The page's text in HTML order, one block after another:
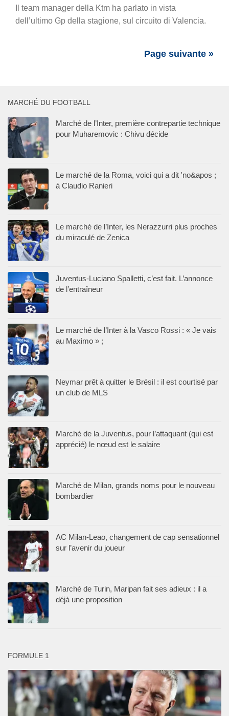
Il team manager della Ktm ha parlato in vista
dell’ultimo Gp della stagione, sul circuito di Valencia.
Page suivante »
MARCHÉ DU FOOTBALL
Marché de l’Inter, première contrepartie technique
pour Muharemovic : Chivu décide
Le marché de la Roma, voici qui a dit 'no&apos ;
à Claudio Ranieri
Le marché de l’Inter, les Nerazzurri plus proches
du miraculé de Zenica
Juventus-Luciano Spalletti, c’est fait. L’annonce
de l’entraîneur
Le marché de l’Inter à la Vasco Rossi : « Je vais
au Maximo » ;
Neymar prêt à quitter le Brésil : il est courtisé par
un club de MLS
Marché de la Juventus, pour l’attaquant (qui est
apprécié) le nœud est le salaire
Marché de Milan, grands noms pour le nouveau
bombardier
AC Milan-Leao, changement de cap sensationnel
sur l’avenir du joueur
Marché de Turin, Maripan fait ses adieux : il a
déjà une proposition
FORMULE 1